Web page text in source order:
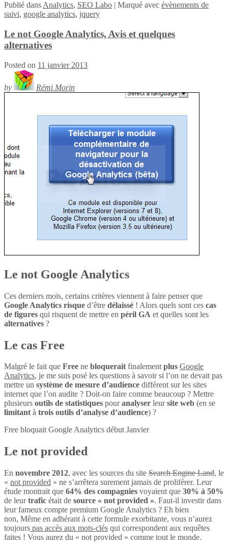
Publié dans Analytics, SEO Labo | Marqué avec évènements de
suivi, google analytics, jquery
Le not Google Analytics, Avis et quelques
alternatives
Posted on 11 janvier 2013
by Rémi Morin
Le not Google Analytics
Ces derniers mois, certains critères viennent à faire penser que
Google Analytics risque d’être délaissé ! Alors quels sont ces cas
de figures qui risquent de mettre en péril GA et quelles sont les
alternatives ?
Le cas Free
Malgré le fait que Free ne bloqueraitfinalementplus Google
Analytics, je me suis posé les questions à savoir si l’on ne devait pas
mettre un système de mesure d’audience différent sur les sites
internet que l’on audite ? Doit-on faire comme beaucoup ? Mettre
plusieurs outils de statistiques pouranalyser leursite web (en se
limitantà trois outils d’analyse d’audience) ?
Free bloquait Google Analytics début Janvier
Le not provided
En novembre 2012, avec les sources du site Search Engine Land, le
« not provided » ne s’arrêtera surement jamais de proliférer. Leur
étude montrait que 64% des compagnies voyaient que 30% à 50%
de leurtrafic était de source « not provided ». Faut-il investir dans
leur fameux compte premium Google Analytics ? Eh bien
non, Même en adhérant à cette formule exorbitante, vous n’aurez
toujours pas accès aux mots-clés qui correspondent aux requêtes
faites ! Vous aurez du « not provided » comme tout le monde.